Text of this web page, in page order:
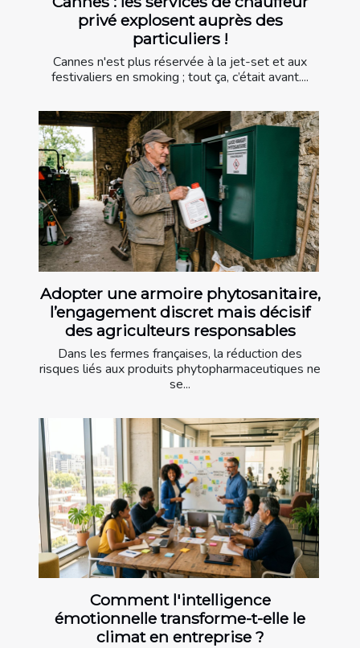
privé explosent auprès des
particuliers !
Cannes n'est plus réservée à la jet-set et aux
festivaliers en smoking ; tout ça, c’était avant....
Adopter une armoire phytosanitaire,
l’engagement discret mais décisif
des agriculteurs responsables
Dans les fermes françaises, la réduction des
risques liés aux produits phytopharmaceutiques ne
se...
Comment l'intelligence
émotionnelle transforme-t-elle le
climat en entreprise ?